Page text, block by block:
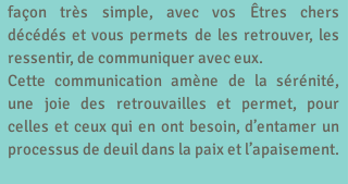
façon très simple, avec vos Êtres chers
décédés et vous permets de les retrouver, les
ressentir, de communiquer avec eux.
Cette communication amène de la sérénité,
une joie des retrouvailles et permet, pour
celles et ceux qui en ont besoin, d’entamer un
processus de deuil dans la paix et l’apaisement.